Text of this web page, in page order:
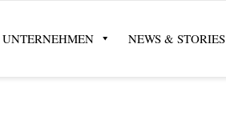
UNTERNEHMEN NEWS & STORIES